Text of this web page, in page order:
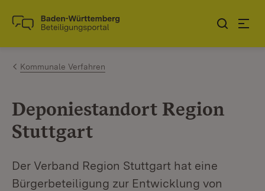
Zum Inhalt springen
Link zur Startseite
Kommunale Verfahren
Deponiestandort Region
Stuttgart
Der Verband Region Stuttgart hat eine
Bürgerbeteiligung zur Entwicklung von